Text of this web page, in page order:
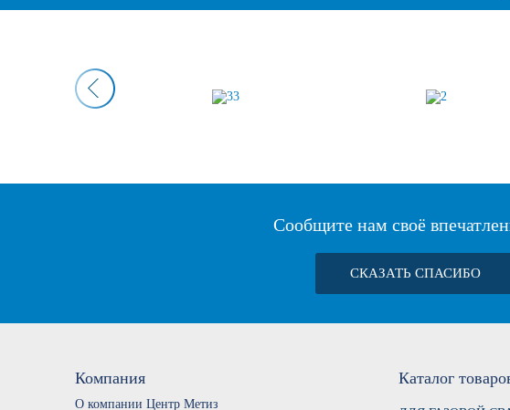
Сообщите нам своё
СКАЗАТЬ СПАСИБО
Компания
О компании Центр Метиз
Каталог